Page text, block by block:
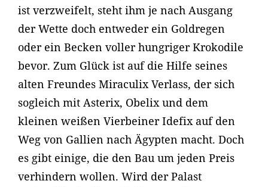
ist verzweifelt, steht ihm je nach Ausgang
der Wette doch entweder ein Goldregen
oder ein Becken voller hungriger Krokodile
bevor. Zum Glück ist auf die Hilfe seines
alten Freundes Miraculix Verlass, der sich
sogleich mit Asterix, Obelix und dem
kleinen weißen Vierbeiner Idefix auf den
Weg von Gallien nach Ägypten macht. Doch
es gibt einige, die den Bau um jeden Preis
verhindern wollen. Wird der Palast